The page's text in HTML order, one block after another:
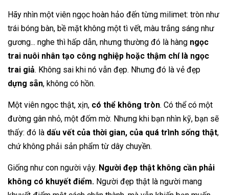
Hãy nhìn một viên ngọc hoàn hảo đến từng milimet: tròn như
trái bóng bàn, bề mặt không một tì vết, màu trắng sáng như
gương... nghe thì hấp dẫn, nhưng thường đó là hàng ngọc
trai nuôi nhân tạo công nghiệp hoặc thậm chí là ngọc
trai giả. Không sai khi nó vẫn đẹp. Nhưng đó là vẻ đẹp
dựng sẵn, không có hồn.
Một viên ngọc thật, xịn, có thể không tròn. Có thể có một
đường gân nhỏ, một đốm mờ. Nhưng khi bạn nhìn kỹ, bạn sẽ
thấy: đó là dấu vết của thời gian, của quá trình sống thật,
chứ không phải sản phẩm từ dây chuyền.
Giống như con người vậy. Người đẹp thật không cần phải
không có khuyết điểm. Người đẹp thật là người mang